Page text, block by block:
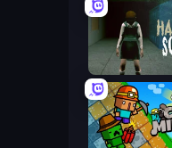
Haunted School